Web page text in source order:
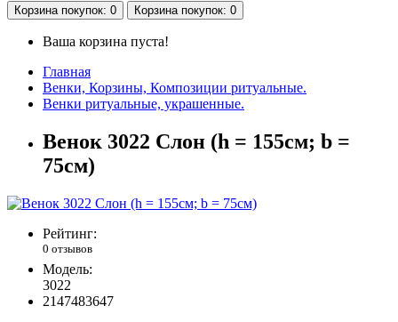
Корзинапокупок: 0 Корзинапокупок: 0
Ваша корзина пуста!
Главная
Венки, Корзины, Композиции ритуальные.
Венки ритуальные, украшенные.
Венок 3022 Слон (h = 155см; b =
75см)
Рейтинг:
0 отзывов
Модель:
3022
2147483647